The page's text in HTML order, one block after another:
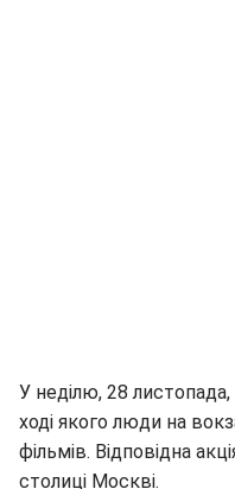
У неділю, 28
ході якого люди на
фільмів. Відповідна
столиці Москві.